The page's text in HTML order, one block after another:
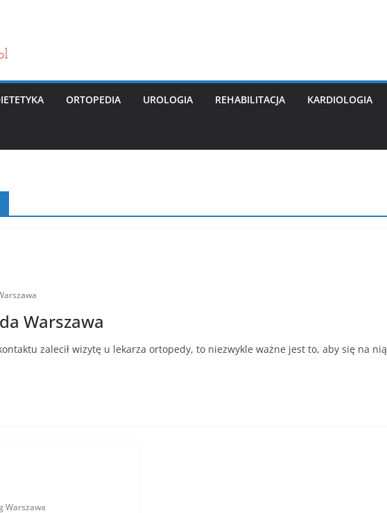
ORTOPEDIA UROLOGIA REHABILITACJA KARDIOLOGIA
Warszawa
zalecił wizytę u lekarza ortopedy, to niezwykle ważne jest to, aby się na nią
Warszawa